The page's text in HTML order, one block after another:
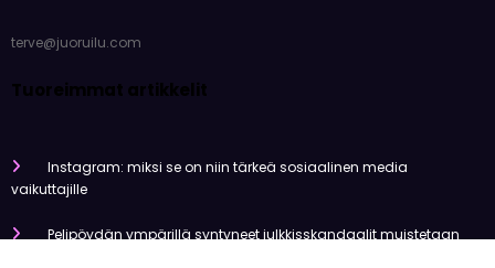
terve@juoruilu.com
Tuoreimmat artikkelit
Instagram: miksi se on niin tärkeä sosiaalinen media
vaikuttajille
Pelipöydän ympärillä syntyneet julkkisskandaalit muistetaan